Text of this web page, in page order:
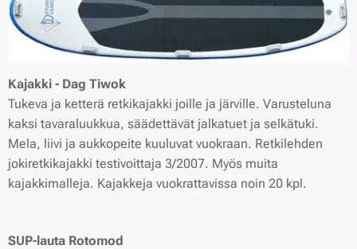
Kajakki - Dag Tiwok
Tukeva ja ketterä retkikajakki joille ja järville. Varusteluna
kaksi tavaraluukkua, säädettävät jalkatuet ja selkätuki.
Mela, liivi ja aukkopeite kuuluvat vuokraan. Retkilehden
jokiretkikajakki testivoittaja 3/2007. Myös muita
kajakkimalleja. Kajakkeja vuokrattavissa noin 20 kpl.
SUP-lauta Rotomod